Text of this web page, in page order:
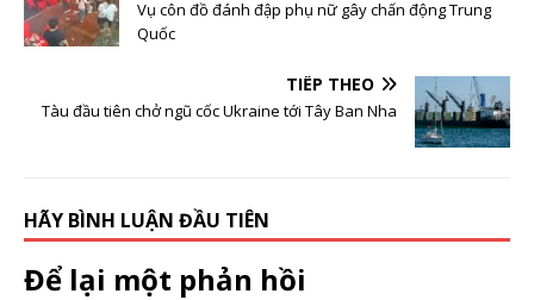
Vụ côn đồ đánh đập phụ nữ gây chấn động Trung
Quốc
TIẾP THEO
Tàu đầu tiên chở ngũ cốc Ukraine tới Tây Ban Nha
HÃY BÌNH LUẬN ĐẦU TIÊN
Để lại một phản hồi